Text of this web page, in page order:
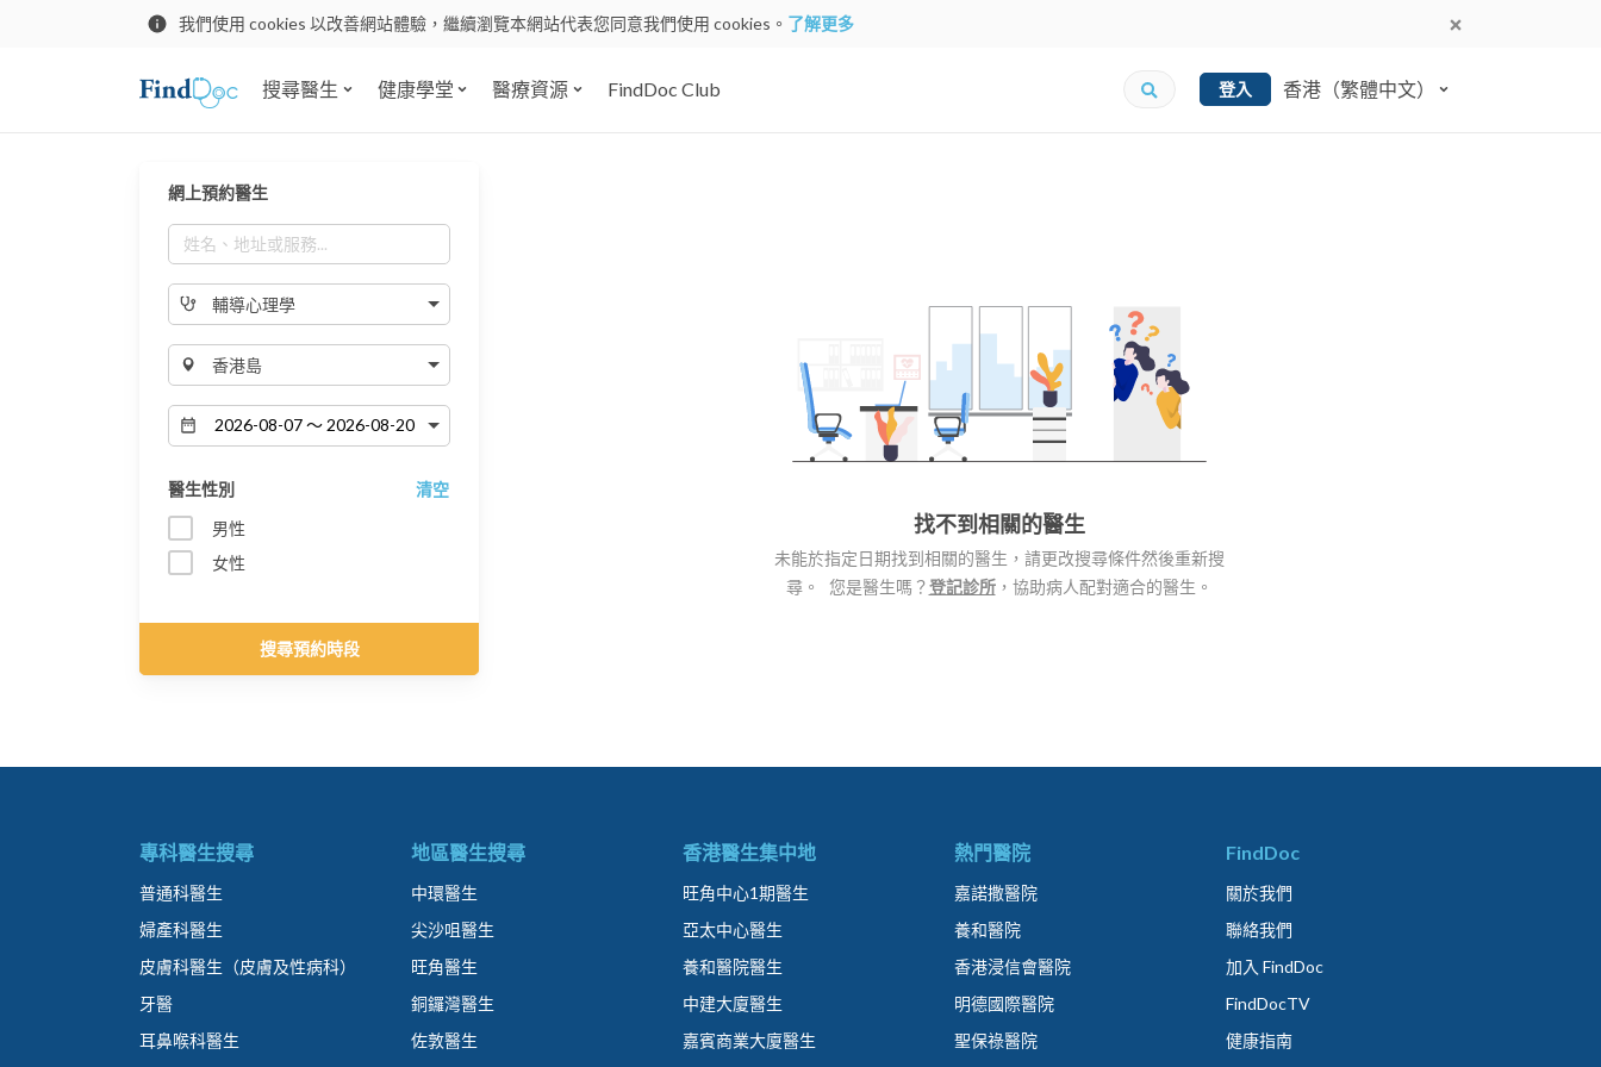
我們使用 cookies 以改善網站體驗，繼續瀏覽本網站代表您同意我們使用 cookies。 了解更多
搜尋醫生 健康學堂 醫療資源 FindDoc Club 登入 香港（繁體中文）
網上預約醫生
輔導心理學
香港島
醫生性別
清空
男性
女性
搜尋預約時段
找不到相關的醫生
未能於指定日期找到相關的醫生，請更改搜尋條件然後重新搜
尋。 您是醫生嗎？登記診所，協助病人配對適合的醫生。
專科醫生搜尋
普通科醫生
婦產科醫生
皮膚科醫生（皮膚及性病科）
牙醫
耳鼻喉科醫生
地區醫生搜尋
中環醫生
尖沙咀醫生
旺角醫生
銅鑼灣醫生
佐敦醫生
香港醫生集中地
旺角中心1期醫生
亞太中心醫生
養和醫院醫生
中建大廈醫生
嘉賓商業大廈醫生
熱門醫院
嘉諾撒醫院
養和醫院
香港浸信會醫院
明德國際醫院
聖保祿醫院
FindDoc
關於我們
聯絡我們
加入 FindDoc
FindDocTV
健康指南